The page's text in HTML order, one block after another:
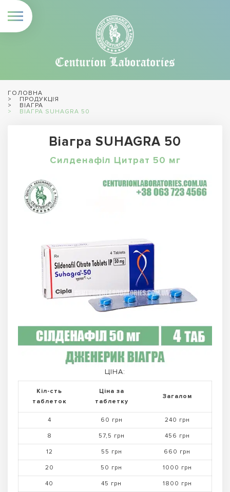
ГОЛОВНА
ПРОДУКЦІЯ
ВІАГРА
ВІАГРА SUHAGRA 50
Віагра SUHAGRA 50
Силденафіл Цитрат 50 мг
ЦІНА:
Кіл-сть
таблеток
Ціна за
таблетку
Загалом
4 60 грн 240 грн
8 57,5 грн 456 грн
12 55 грн 660 грн
20 50 грн 1000 грн
40 45 грн 1800 грн